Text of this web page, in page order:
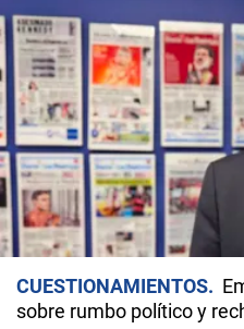
CUESTIONAMIENTOS
sobre rumbo político y